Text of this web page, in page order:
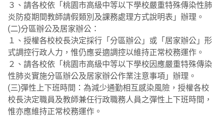
３、請各校依「桃園市高級中等以下學校嚴重特殊傳染性肺
炎防疫期間教師請假類別及課務處理方式說明表」辦理。
(二)分區辦公及居家辦公：
１、授權各校校長決定採行「分區辦公」或「居家辦公」形
式調控行政人力，惟仍應妥適調控以維持正常校務運作。
２、請各校依「桃園市高級中等以下學校因應嚴重特殊傳染
性肺炎實施分區辦公及居家辦公作業注意事項」辦理。
(三)彈性上下班時間：為減少通勤相互感染風險，授權各校
校長決定職員及教師兼任行政職務人員之彈性上下班時間，
惟亦應維持正常校務運作。